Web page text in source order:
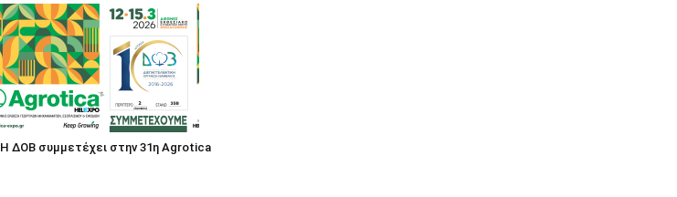
Η ΔΟΒ συμμετέχει στην 31η Agrotica